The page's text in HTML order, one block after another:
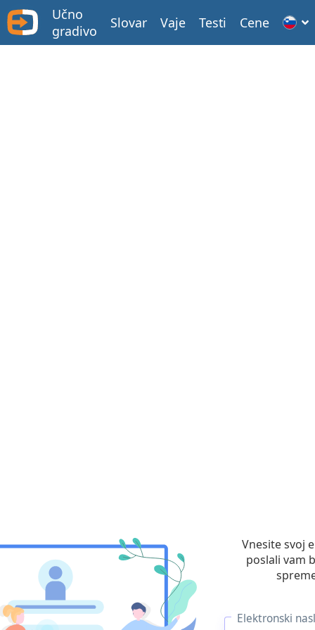
Učno
gradivo
Slovar Vaje Testi Cene
Vnesite svoj
poslali vam
Elektronski